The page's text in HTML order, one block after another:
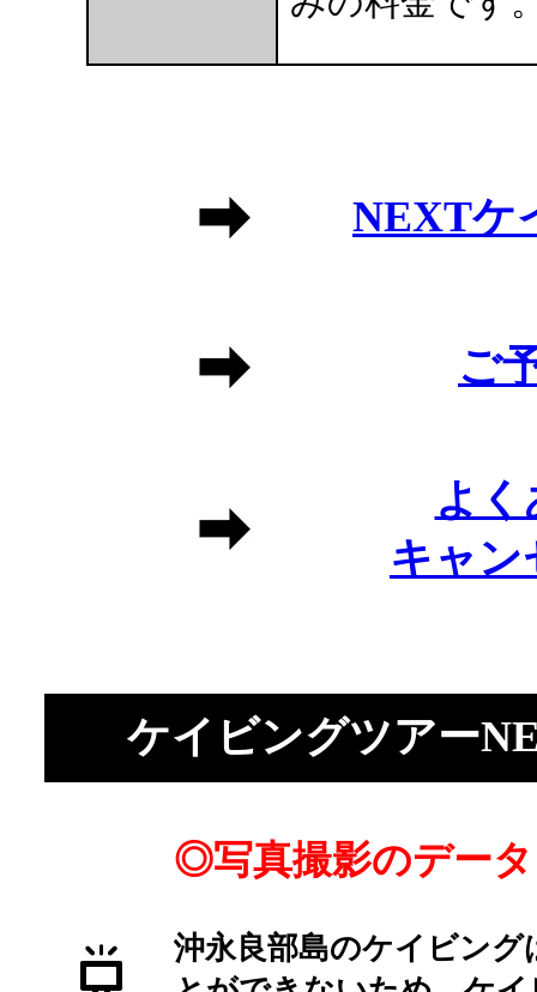
NEXTケ
ご
よ
キャン
ケイビングツアー
◎写真撮影のデー
沖永良部島のケイビン